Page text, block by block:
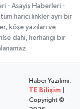
- Asayiş Haberleri -
harici linkler ayrı bir
köşe yazıları ve
dahi, herhangi bir
Haber Yazılımı:
TE Bilişim
Copyright ©